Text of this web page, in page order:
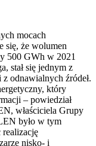
mocach
się, że wolumen
500 GWh w 2021
stał się jednym z
odnawialnych źródeł.
który
– powiedział
właściciela Grupy
było w tym
realizację
nisko- i